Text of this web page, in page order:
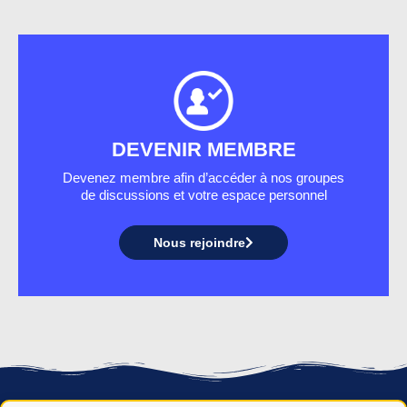
DEVENIR MEMBRE
Devenez membre afin d’accéder à nos groupes
de discussions et votre espace personnel
Nous rejoindre